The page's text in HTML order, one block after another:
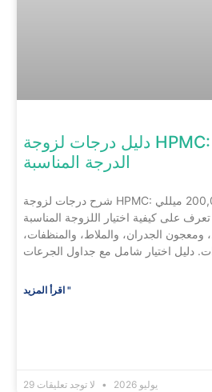
دليل درجات لزوجة HPMC: كيفية اختيار
الدرجة المناسبة
شرح درجات لزوجة HPMC: من 400 إلى 200,000 ميللي
تعرف على كيفية اختيار اللزوجة المناسبة
ومعجون الجدران، والملاط، والمنظفات،
اقرأ المزيد "
29 يوليو 2026 لا توجد تعليقات